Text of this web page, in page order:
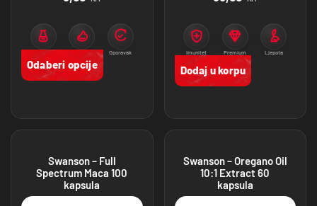
Protein Mišićna masa Oporavak
Odaberi opcije
Imunitet
Premium
proizvodi
Ljepota
Dodaj u korpu
Swanson – Full
Spectrum Maca 100
kapsula
Swanson – Oregano Oil
10:1 Extract 60
kapsula